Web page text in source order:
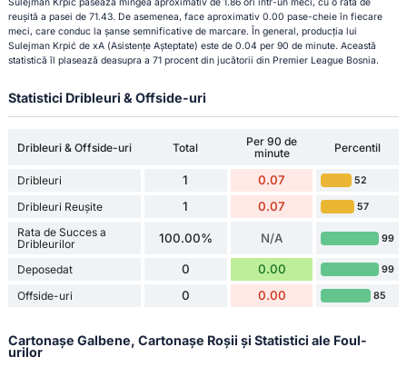
reușită a pasei de 71.43. De asemenea, face aproximativ 0.00 pase-cheie în fiecare
meci, care conduc la șanse semnificative de marcare. În general, producția lui
Sulejman Krpić de xA (Asistențe Așteptate) este de 0.04 per 90 de minute. Această
statistică îl plasează deasupra a 71 procent din jucătorii din Premier League Bosnia.
Statistici Dribleuri & Offside-uri
Dribleuri & Offside-uri Total
Per 90 de
minute
Percentil
Dribleuri 1 0.07 52
Dribleuri Reușite 1 0.07 57
Rata de Succes a
Dribleurilor
100.00% N/A 99
Deposedat 0 0.00 99
Offside-uri 0 0.00 85
Cartonașe Galbene, Cartonașe Roșii și Statistici ale Foul-
urilor